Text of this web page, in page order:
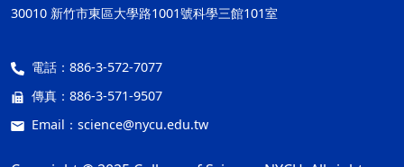
30010 新竹市東區大學路1001號科學三館101室
電話： 886-3-572-7077
傳真： 886-3-571-9507
Email： science@nycu.edu.tw